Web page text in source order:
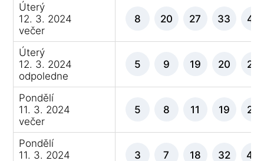
Úterý
12. 3. 2024
večer
8 20 27 33 42
Úterý
12. 3. 2024
odpoledne
5 9 19 20 28
Pondělí
11. 3. 2024
večer
5 8 11 19 25
Pondělí
11. 3. 2024
3 7 18 32 44